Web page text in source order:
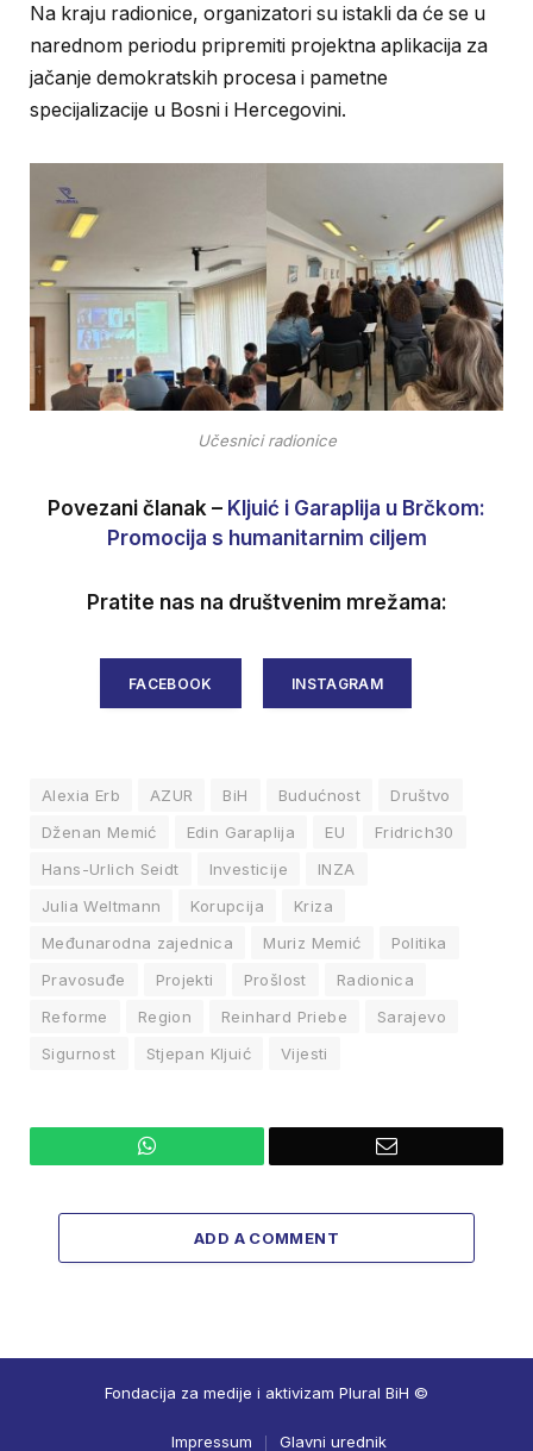
Na kraju radionice, organizatori su istakli da će se u
narednom periodu pripremiti projektna aplikacija za
jačanje demokratskih procesa i pametne
specijalizacije u Bosni i Hercegovini.
Učesnici radionice
Povezani članak – Kljuić i Garaplija u Brčkom:
Promocija s humanitarnim ciljem
Pratite nas na društvenim mrežama:
FACEBOOK INSTAGRAM
Alexia Erb AZUR BiH Budućnost
Društvo
Dženan Memić
Edin Garaplija EU
Fridrich30
Hans-Urlich Seidt
Investicije
INZA
Julia Weltmann
Korupcija
Kriza
Međunarodna zajednica
Muriz Memić
Politika
Pravosuđe
Projekti Prošlost
Radionica
Reforme
Region Reinhard Priebe
Sarajevo
Sigurnost
Stjepan Kljuić Vijesti
WhatsApp Email
ADD A COMMENT
Fondacija za medije i aktivizam Plural BiH ©
Impressum Glavni urednik